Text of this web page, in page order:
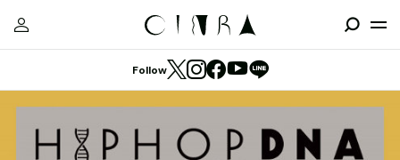
Follow